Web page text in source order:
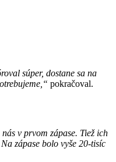
súper, dostane sa na
pokračoval.
v prvom zápase. Tiež ich
zápase bolo vyše 20-tisíc